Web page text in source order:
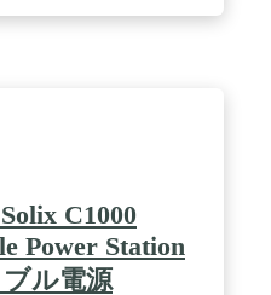
C1000
Power Station
ル電源